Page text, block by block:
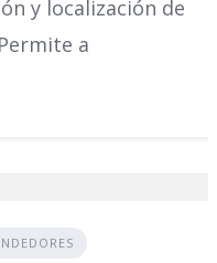
y localización de
a